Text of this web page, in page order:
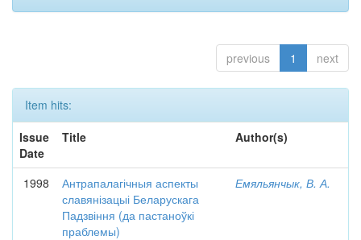
previous 1 next
Item hits:
Issue
Date
Title Author(s)
1998
Антрапалагічныя аспекты
славянізацыі Беларускага
Падзвіння (да пастаноўкі
праблемы)
Емяльянчык, В. А.